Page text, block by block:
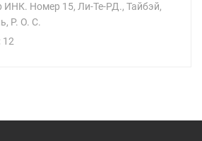
ИНК. Номер 15, Ли-Те-РД., Тайбэй,
Р. О. С.
12